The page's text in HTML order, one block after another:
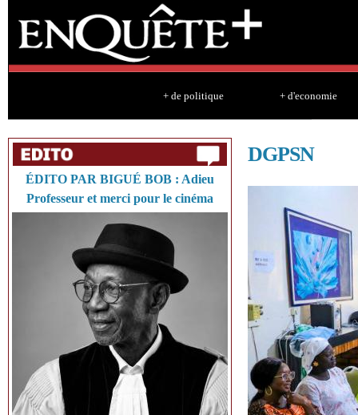
+ de politique + d'economie
ÉDITO PAR BIGUÉ BOB : Adieu
Professeur et merci pour le cinéma
DGPSN